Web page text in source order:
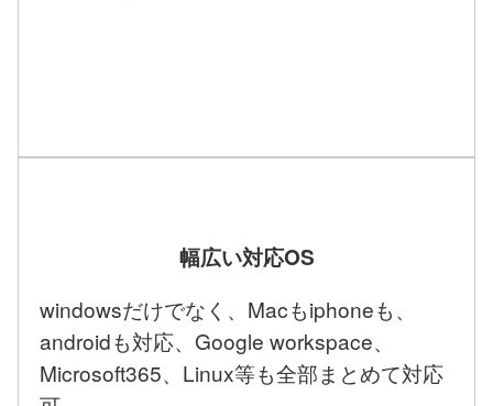
幅広い対応OS
windowsだけでなく、Macもiphoneも、
androidも対応、Google workspace、
Microsoft365、Linux等も全部まとめて対応